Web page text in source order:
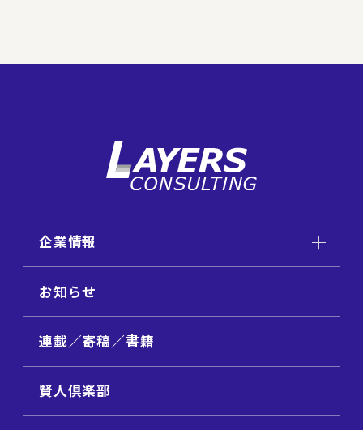
企業情報
お知らせ
連載／寄稿／書籍
賢人倶楽部